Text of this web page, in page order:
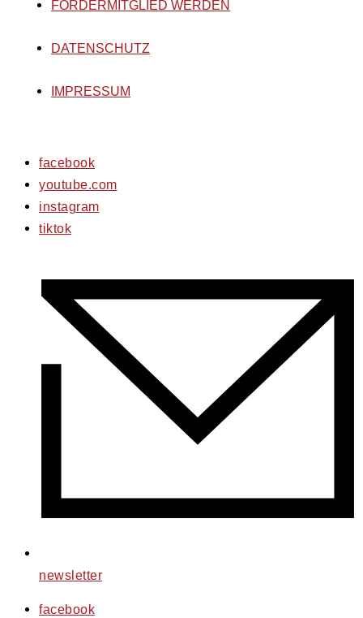
FÖRDERMITGLIED WERDEN
DATENSCHUTZ
IMPRESSUM
facebook
youtube.com
instagram
tiktok
newsletter
facebook